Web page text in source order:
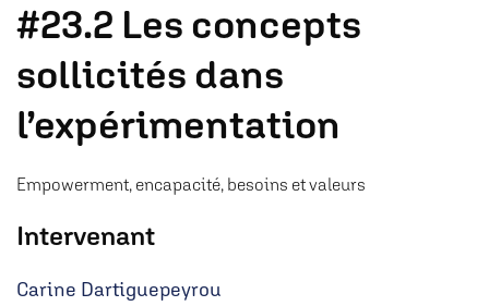
#23.2 Les concepts
sollicités dans
l’expérimentation
Empowerment, encapacité, besoins et valeurs
Intervenant
Carine Dartiguepeyrou